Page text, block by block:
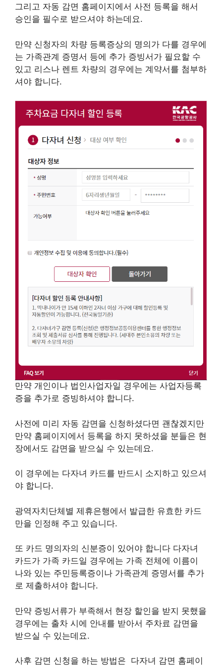
그리고 자동 감면 홈페이지에서 사전 등록을 해서
승인을 필수로 받으셔야 하는데요.
만약 신청자의 차량 등록증상의 명의가 다를 경우에
는 가족관계 증명서 등에 추가 증빙서가 필요할 수
있고 리스나 렌트 차량의 경우에는 계약서를 첨부하
셔야 합니다.
만약 개인이나 법인사업자일 경우에는 사업자등록
증을 추가로 증빙하셔야 합니다.
사전에 미리 자동 감면을 신청하셨다면 괜찮겠지만
만약 홈페이지에서 등록을 하지 못하셨을 분들은 현
장에서도 감면을 받으실 수 있는데요.
이 경우에는 다자녀 카드를 반드시 소지하고 있으셔
야 합니다.
광역자치단체별 제휴은행에서 발급한 유효한 카드
만을 인정해 주고 있습니다.
또 카드 명의자의 신분증이 있어야 합니다 다자녀
카드가 가족 카드일 경우에는 가족 전체에 이름이
나와 있는 주민등록증이나 가족관계 증명서를 추가
로 제출하셔야 합니다.
만약 증빙서류가 부족해서 현장 할인을 받지 못했을
경우에는 출차 시에 안내를 받아서 주차료 감면을
받으실 수 있는데요.
사후 감면 신청을 하는 방법은 다자녀 감면 홈페이